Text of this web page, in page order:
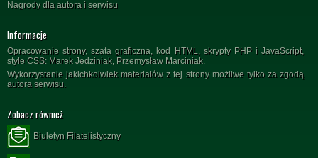
Nagrody dla autora i serwisu
Informacje
Opracowanie strony, szata graficzna, kod HTML, skrypty PHP i JavaScript,
style CSS: Marek Jedziniak, Przemysław Marciniak.
Wykorzystanie jakichkolwiek materiałów z tej strony możliwe tylko za zgodą
autora serwisu.
Zobacz również
Biuletyn Filatelistyczny